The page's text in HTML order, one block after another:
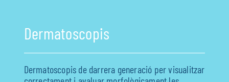
Grues | Transfers
Mobilitat
Descans
Dermatoscopis
Dermatoscopis de darrera generació per visualitzar